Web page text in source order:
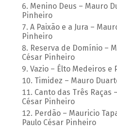
Menino Deus – Mauro
Pinheiro
A Paixão e a Jura –
Pinheiro
Reserva de Domínio –
César Pinheiro
Vazio – Élto Medeiros e
Timidez – Mauro
Canto das Três Raças
César Pinheiro
Perdão – Mauricio
Paulo César Pinheiro